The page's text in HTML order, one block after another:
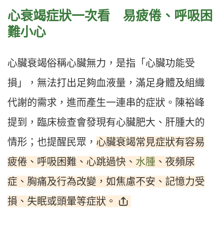
心衰竭症狀一次看 易疲倦、呼吸困
難小心
心臟衰竭俗稱心臟無力，是指「心臟功能受
損」，無法打出足夠血液量，滿足身體及組織
代謝的需求，進而產生一連串的症狀。陳裕峰
提到，臨床檢查會發現有心臟肥大、肝腫大的
情形；也提醒民眾， 心臟衰竭常見症狀有容易
疲倦、呼吸困難、心跳過快、 水腫 、夜頻尿
症、胸痛及行為改變，如焦慮不安、記憶力受
損、失眠或頭暈等症狀。